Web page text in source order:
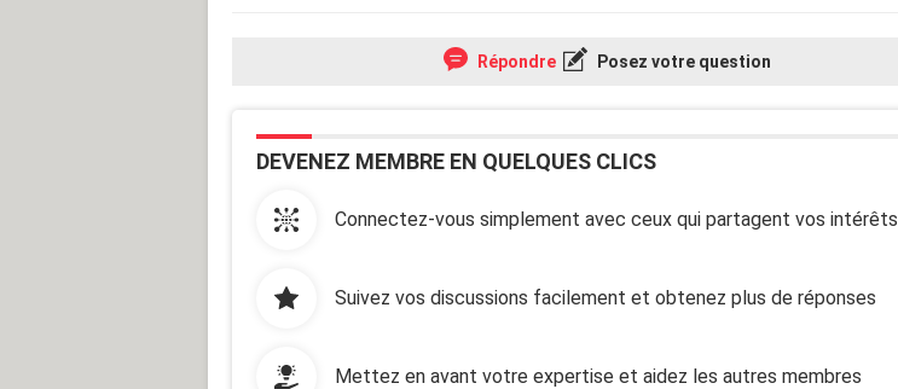
Répondre Posez votre question
DEVENEZ MEMBRE EN QUELQUES CLICS
Connectez-vous simplement avec ceux qui partagent vos intérêts
Suivez vos discussions facilement et obtenez plus de réponses
Mettez en avant votre expertise et aidez les autres membres